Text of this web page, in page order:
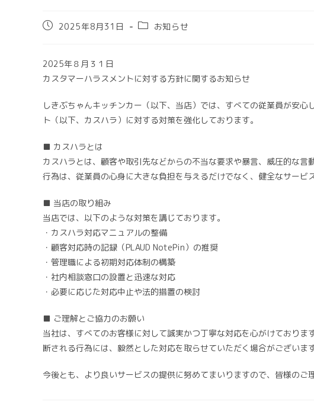
投
開
日:
2025年8月31日
投
リ
お知らせ
2025年８月３１日
カスタマーハラスメントに対する方針に関するお知らせ
しきぶちゃんキッチンカー（以下、当店）では、すべての従業員が安
ト（以下、カスハラ）に対する対策を強化しております。
■ カスハラとは
カスハラとは、顧客や取引先などからの不当な要求や暴言、威圧的な
行為は、従業員の心身に大きな負担を与えるだけでなく、健全なサービ
■ 当店の取り組み
当店では、以下のような対策を講じております。
・カスハラ対応マニュアルの整備
・顧客対応時の記録（PLAUD NotePin）の推奨
・管理職による初期対応体制の構築
・社内相談窓口の設置と迅速な対応
・必要に応じた対応中止や法的措置の検討
■ ご理解とご協力のお願い
当社は、すべてのお客様に対して誠実かつ丁寧な対応を心がけており
断される行為には、毅然とした対応を取らせていただく場合がございます
今後とも、より良いサービスの提供に努めてまいりますので、皆様のご